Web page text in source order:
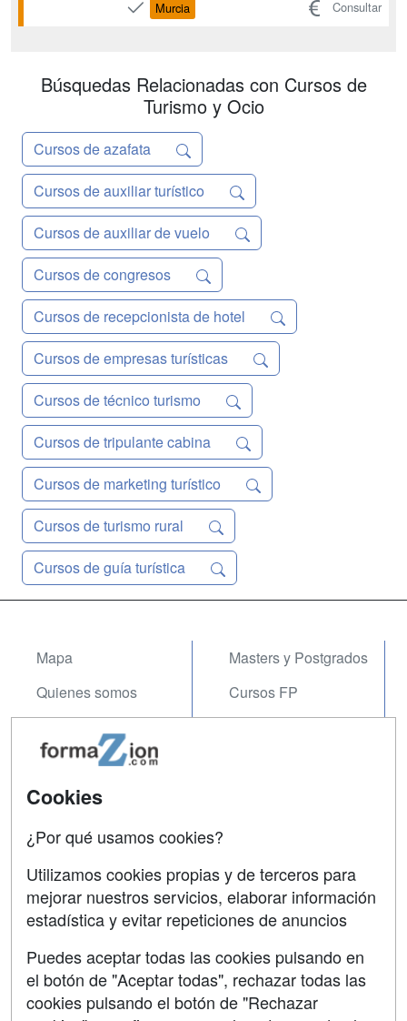
procedimientos establecidos, aplicando
con la eficacia y calidad requeridas.
OPERACIONES DE G...
Murcia Consultar
Búsquedas Relacionadas con Cursos de
Turismo y Ocio
Cursos de azafata
Cursos de auxiliar turístico
Cursos de auxiliar de vuelo
Cursos de congresos
Cursos de recepcionista de hotel
Cursos de empresas turísticas
Cursos de técnico turismo
Cursos de tripulante cabina
Cursos de marketing turístico
Cursos de turismo rural
Cursos de guía turística
Mapa
Quienes somos
Acceso Usuarios
Acceso Centros
Masters y Postgrados
Cursos FP
Contactar
Confidencialidad
Copyleft
SÍGUENOS EN:
Cookies
¿Por qué usamos cookies?
Utilizamos cookies propias y de terceros para
mejorar nuestros servicios, elaborar información
estadística y evitar repeticiones de anuncios
Puedes aceptar todas las cookies pulsando en
el botón de "Aceptar todas", rechazar todas las
cookies pulsando el botón de "Rechazar